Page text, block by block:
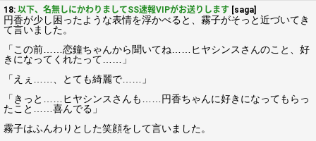
18: 以下、名無しにかわりましてSS速報VIPがお送りします [saga]
円香が少し困ったような表情を浮かべると、霧子がそっと近づいてき
て言いました。
「この前……恋鐘ちゃんから聞いてね……ヒヤシンスさんのこと、好
きになってくれたって……」
「えぇ……、とても綺麗で……」
「きっと……ヒヤシンスさんも……円香ちゃんに好きになってもらっ
たこと……喜んでる」
霧子はふんわりとした笑顔をして言いました。